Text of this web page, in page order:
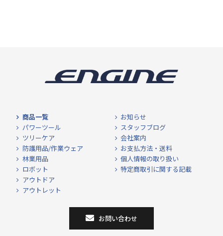
商品一覧
パワーツール
ツリーケア
防護用品/作業ウェア
林業用品
ロボット
アウトドア
アウトレット
お知らせ
スタッフブログ
会社案内
お支払方法・送料
個人情報の取り扱い
特定商取引に関する記載
お問い合わせ